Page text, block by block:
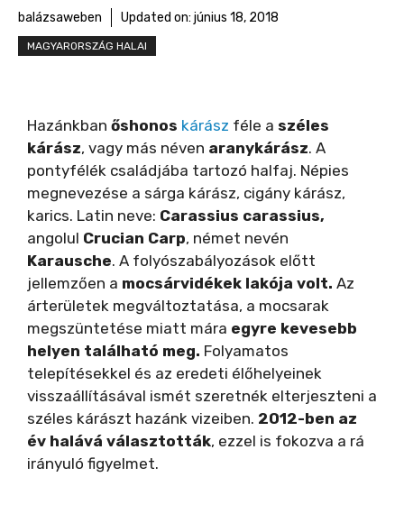
balázsaweben Updated on: június 18, 2018
MAGYARORSZÁG HALAI
Hazánkban őshonos kárász féle a széles
kárász, vagy más néven aranykárász. A
pontyfélék családjába tartozó halfaj. Népies
megnevezése a sárga kárász, cigány kárász,
karics. Latin neve: Carassius carassius,
angolul Crucian Carp, német nevén
Karausche. A folyószabályozások előtt
jellemzően a mocsárvidékek lakója volt. Az
árterületek megváltoztatása, a mocsarak
megszüntetése miatt mára egyre kevesebb
helyen található meg. Folyamatos
telepítésekkel és az eredeti élőhelyeinek
visszaállításával ismét szeretnék elterjeszteni a
széles kárászt hazánk vizeiben. 2012-ben az
év halává választották, ezzel is fokozva a rá
irányuló figyelmet.